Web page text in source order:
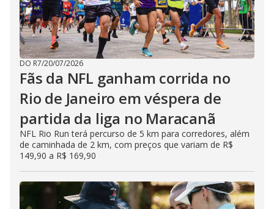
DO R7/20/07/2026
Fãs da NFL ganham corrida no
Rio de Janeiro em véspera de
partida da liga no Maracanã
NFL Rio Run terá percurso de 5 km para corredores, além
de caminhada de 2 km, com preços que variam de R$
149,90 a R$ 169,90